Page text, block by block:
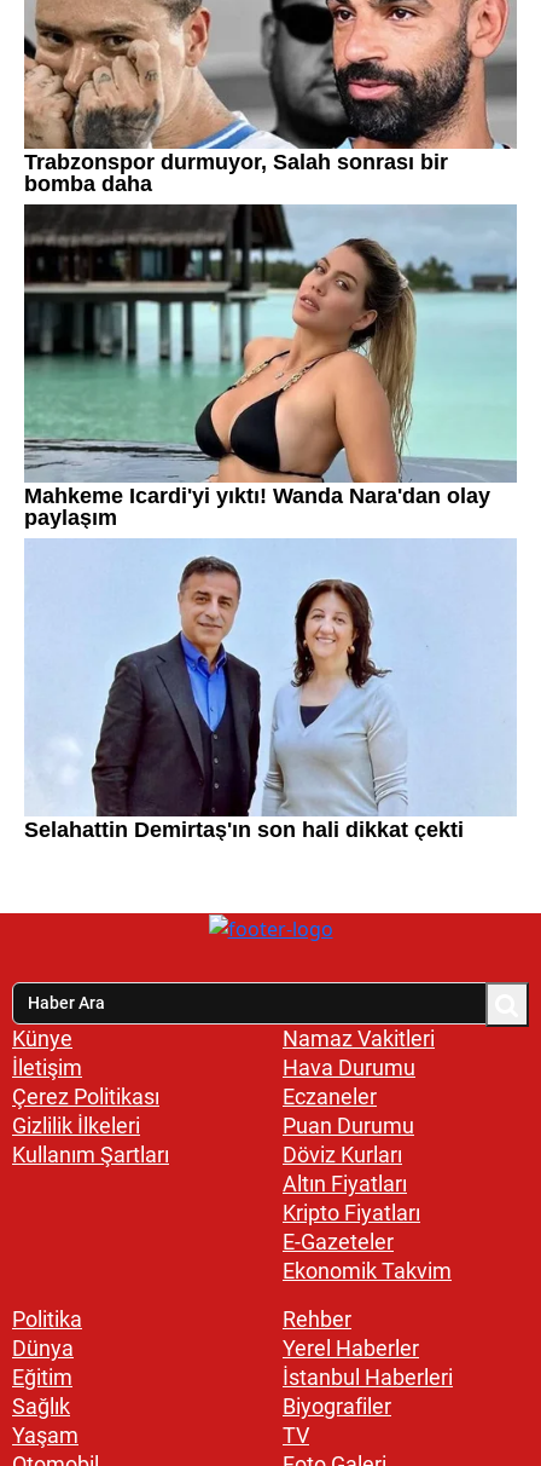
Künye
İletişim
Çerez Politikası
Gizlilik İlkeleri
Kullanım Şartları
Namaz Vakitleri
Hava Durumu
Eczaneler
Puan Durumu
Döviz Kurları
Altın Fiyatları
Kripto Fiyatları
E-Gazeteler
Ekonomik Takvim
Politika
Dünya
Eğitim
Sağlık
Yaşam
Rehber
Yerel Haberler
İstanbul Haberleri
Biyografiler
TV